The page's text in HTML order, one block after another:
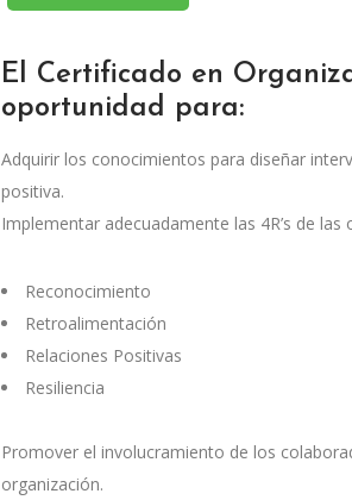
El Certificado en
oportunidad para:
Adquirir los conocimientos para diseñar
positiva.
Implementar adecuadamente las 4R’s de
Reconocimiento
Retroalimentación
Relaciones Positivas
Resiliencia
Promover el involucramiento de los
organización.